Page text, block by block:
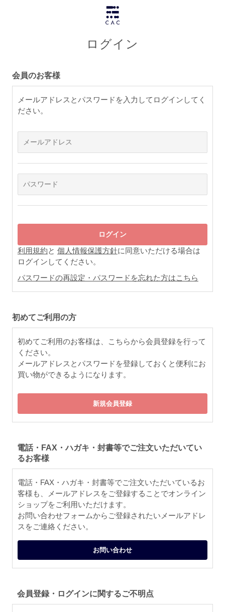
ログイン
会員のお客様
メールアドレスとパスワードを入力してログインしてく
ださい。
利用規約と 個人情報保護方針に同意いただける場合は
ログインしてください。
パスワードの再設定・パスワードを忘れた方はこちら
初めてご利用の方
初めてご利用のお客様は、こちらから会員登録を行って
ください。
メールアドレスとパスワードを登録しておくと便利にお
買い物ができるようになります。
電話・FAX・ハガキ・封書等でご注文いただいてい
るお客様
電話・FAX・ハガキ・封書等でご注文いただいているお
客様も、メールアドレスをご登録することでオンライン
ショップをご利用いただけます。
お問い合わせフォームからご登録されたいメールアドレ
スをご連絡ください。
お問い合わせ
会員登録・ログインに関するご不明点